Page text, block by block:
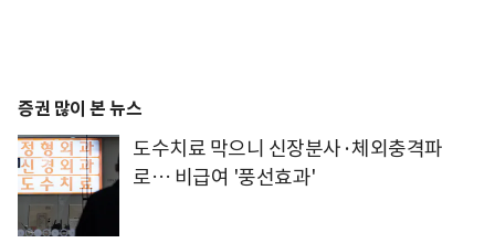
증권 많이 본 뉴스
도수치료 막으니 신장분사·체외충격파
로… 비급여 '풍선효과'